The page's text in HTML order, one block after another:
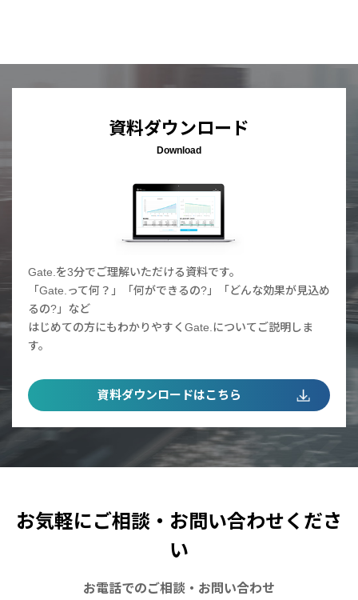
資料ダウンロード
Download
Gate.を3分でご理解いただける資料です。
「Gate.って何？」「何ができるの?」「どんな効果が見込め
るの?」など
はじめての方にもわかりやすくGate.についてご説明しま
す。
資料ダウンロードはこちら
お気軽にご相談・お問い合わせくださ
い
お電話でのご相談・お問い合わせ